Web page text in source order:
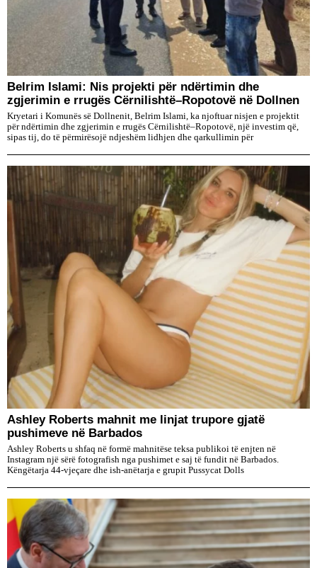
Belrim Islami: Nis projekti për ndërtimin dhe
zgjerimin e rrugës Cërnilishtë–Ropotovë në Dollnen
Kryetari i Komunës së Dollnenit, Belrim Islami, ka njoftuar nisjen e projektit
për ndërtimin dhe zgjerimin e rrugës Cërnilishtë–Ropotovë, një investim që,
sipas tij, do të përmirësojë ndjeshëm lidhjen dhe qarkullimin për
Ashley Roberts mahnit me linjat trupore gjatë
pushimeve në Barbados
Ashley Roberts u shfaq në formë mahnitëse teksa publikoi të enjten në
Instagram një sërë fotografish nga pushimet e saj të fundit në Barbados.
Këngëtarja 44-vjeçare dhe ish-anëtarja e grupit Pussycat Dolls